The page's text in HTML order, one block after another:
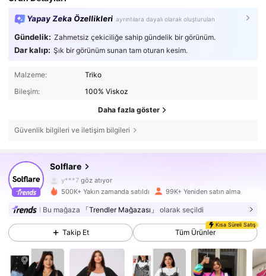
Yapay Zeka Özellikleri ayrıntılara dayalı olarak oluşturulan
Gündelik: Zahmetsiz çekiciliğe sahip gündelik bir görünüm.
Dar kalıp: Şık bir görünüm sunan tam oturan kesim.
Malzeme:
Triko
Bileşim:
100% Viskoz
Daha fazla göster
Güvenlik bilgileri ve iletişim bilgileri
Solflare
y***7göz atıyor
4,76
126K Takipçiler
4,76 126K Takipçiler
500K+ Yakın zamanda satıldı 99K+ Yeniden satın alma
Bu mağaza 「Trendler Mağazası」 olarak seçildi
Takip Et
Kısa Süreli Satış
Tüm Ürünler